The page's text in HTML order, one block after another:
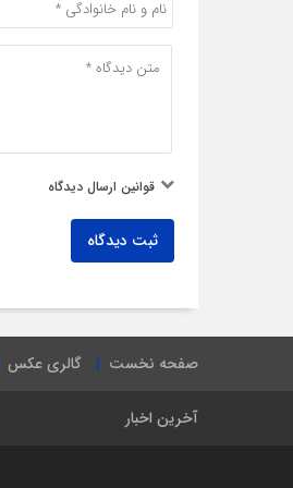
قوانین ارسال دیدگاه
ثبت دیدگاه
صفحه نخست گالری عکس
آخرین اخبار